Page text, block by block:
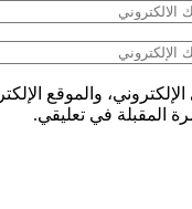
والموقع
المقبلة في تعليقي.